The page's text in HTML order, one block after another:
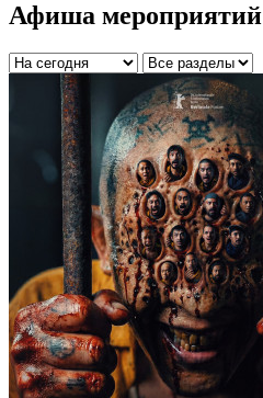
Афиша мероприятий